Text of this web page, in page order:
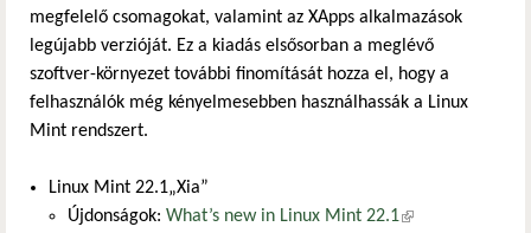
megfelelő csomagokat, valamint az XApps alkalmazások
legújabb verzióját. Ez a kiadás elsősorban a meglévő
szoftver-környezet további finomítását hozza el, hogy a
felhasználók még kényelmesebben használhassák a Linux
Mint rendszert.
Linux Mint 22.1„Xia”
Újdonságok: What’s new in Linux Mint 22.1(külső